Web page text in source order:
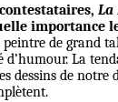
La
importance
de grand
d’humour. La
dessins de